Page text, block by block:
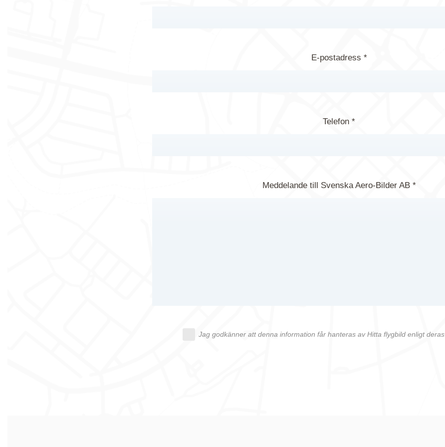
E-postadress *
Telefon *
Meddelande till Svenska Aero-Bilder AB *
Jag godkänner att denna information får hanteras av Hitta flygbild enligt deras